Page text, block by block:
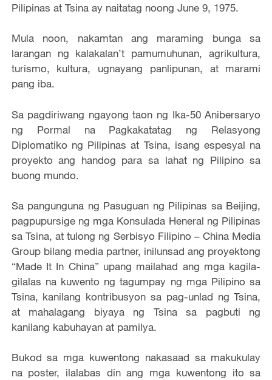
Pilipinas at Tsina ay naitatag noong June 9, 1975.
Mula noon, nakamtan ang maraming bunga sa
larangan ng kalakalan’t pamumuhunan, agrikultura,
turismo, kultura, ugnayang panlipunan, at marami
pang iba.
Sa pagdiriwang ngayong taon ng Ika-50 Anibersaryo
ng Pormal na Pagkakatatag ng Relasyong
Diplomatiko ng Pilipinas at Tsina, isang espesyal na
proyekto ang handog para sa lahat ng Pilipino sa
buong mundo.
Sa pangunguna ng Pasuguan ng Pilipinas sa Beijing,
pagpupursige ng mga Konsulada Heneral ng Pilipinas
sa Tsina, at tulong ng Serbisyo Filipino – China Media
Group bilang media partner, inilunsad ang proyektong
“Made It In China” upang mailahad ang mga kagila-
gilalas na kuwento ng tagumpay ng mga Pilipino sa
Tsina, kanilang kontribusyon sa pag-unlad ng Tsina,
at mahalagang biyaya ng Tsina sa pagbuti ng
kanilang kabuhayan at pamilya.
Bukod sa mga kuwentong nakasaad sa makukulay
na poster, ilalabas din ang mga kuwentong ito sa